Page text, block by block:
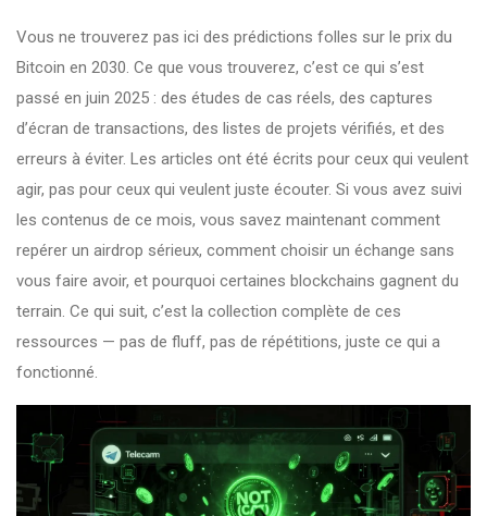
Vous ne trouverez pas ici des prédictions folles sur le prix du
Bitcoin en 2030. Ce que vous trouverez, c’est ce qui s’est
passé en juin 2025 : des études de cas réels, des captures
d’écran de transactions, des listes de projets vérifiés, et des
erreurs à éviter. Les articles ont été écrits pour ceux qui veulent
agir, pas pour ceux qui veulent juste écouter. Si vous avez suivi
les contenus de ce mois, vous savez maintenant comment
repérer un airdrop sérieux, comment choisir un échange sans
vous faire avoir, et pourquoi certaines blockchains gagnent du
terrain. Ce qui suit, c’est la collection complète de ces
ressources — pas de fluff, pas de répétitions, juste ce qui a
fonctionné.